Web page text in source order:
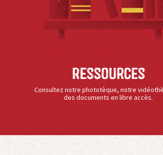
Ressources
Consultez notre phototèque, notre
des documents en libre accès.